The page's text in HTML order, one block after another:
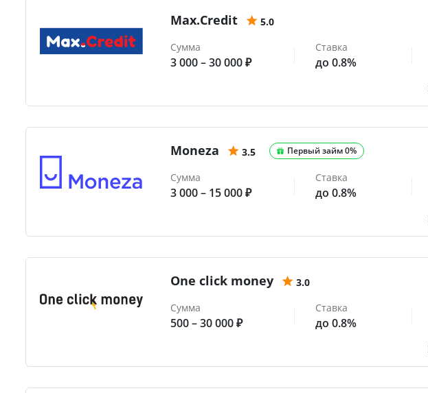
Max.Credit
5.0
Сумма
3 000 – 30 000 ₽
Ставка
до 0.8%
Moneza 3.5 Первый займ 0%
Сумма
3 000 – 15 000 ₽
Ставка
до 0.8%
One click money
3.0
Сумма
500 – 30 000 ₽
Ставка
до 0.8%